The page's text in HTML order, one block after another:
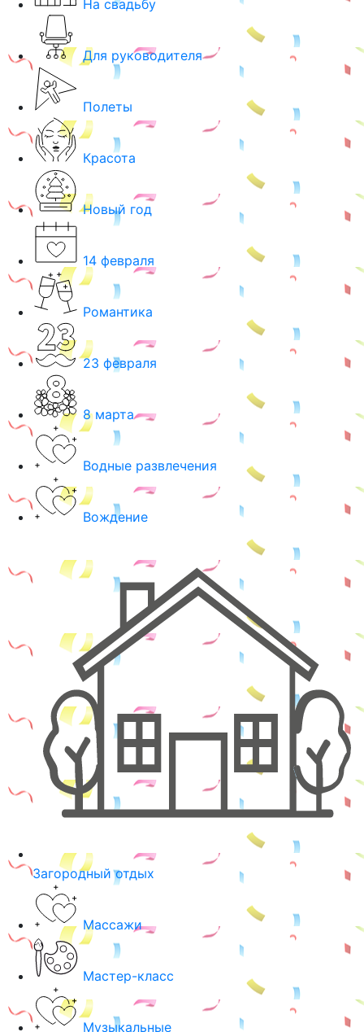
На свадьбу
Для руководителя
Полеты
Красота
Новый год
14 февраля
Романтика
23 февраля
8 марта
Водные развлечения
Вождение
Загородный отдых
Массажи
Мастер-класс
Музыкальные